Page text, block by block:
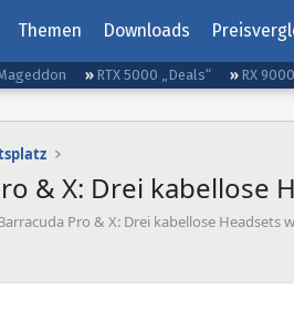
Themen Downloads
RTX 5000 „Deals“ RX
& X: Drei kabellose
Pro & X: Drei kabellose Headsets